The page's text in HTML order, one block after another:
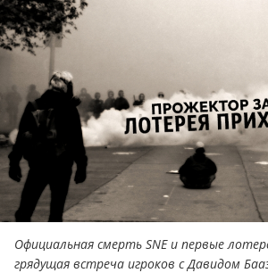
Официальная смерть SNE и первые
грядущая встреча игроков с Давидом